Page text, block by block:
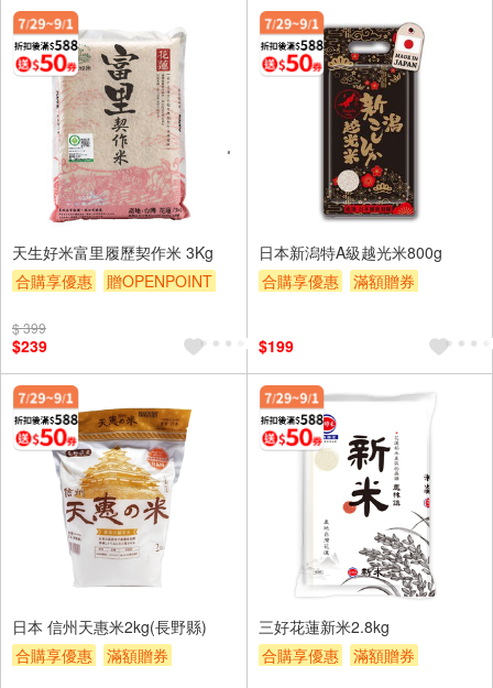
天生好米富里履歷契作米 3Kg
合購享優惠
贈OPENPOINT
$ 399
$239
日本新潟特A級越光米800g
合購享優惠
滿額贈券
$199
日本 信州天惠米2kg(長野縣)
合購享優惠
滿額贈券
三好花蓮新米2.8kg
合購享優惠
滿額贈券